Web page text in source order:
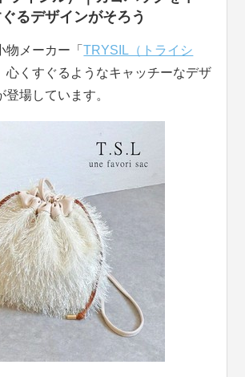
るデザインがそろう
物メーカー「TRYSIL（トライシ
心くすぐるようなキャッチーなデザ
場しています。